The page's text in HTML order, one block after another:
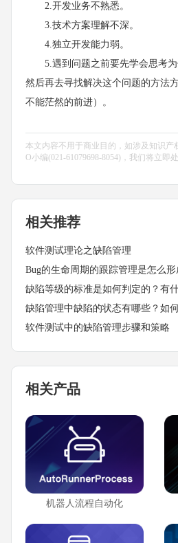
2.开发业务不熟悉。
3.技术方案理解不深。
4.独立开发能力弱。
5.遇到问题之前要先学会思考为
然后再去寻找解决这个问题的方法
不能茫然的前进）。
本文内容不用于商业目的，如涉及知识产
O小编(021-61079698-8054)，我们将立即
相关推荐
软件测试理论之缺陷管理
缺陷管理中缺陷的状态有哪些？如
软件测试中的缺陷管理步骤和策略
相关产品
机器人流程自动化